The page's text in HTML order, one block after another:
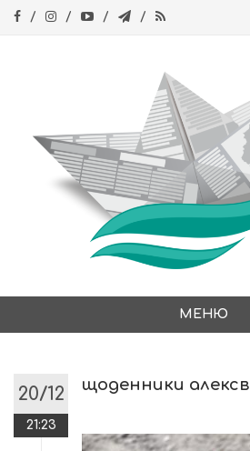
МЕНЮ
content
20/12
21:23
щоденники алексв